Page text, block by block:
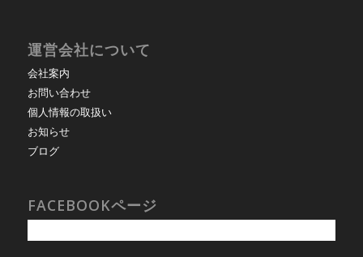
運営会社について
会社案内
お問い合わせ
個人情報の取扱い
お知らせ
ブログ
FACEBOOKページ